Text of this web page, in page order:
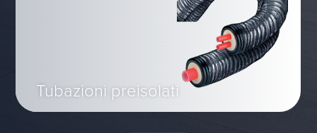
Tubazioni preisolati